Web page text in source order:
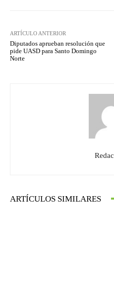
ARTÍCULO ANTERIOR
Diputados aprueban resolución que
pide UASD para Santo Domingo
Norte
ARTÍCULOS SIMILARES